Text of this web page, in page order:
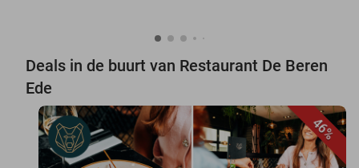
Deals in de buurt van Restaurant De Beren
Ede
46%